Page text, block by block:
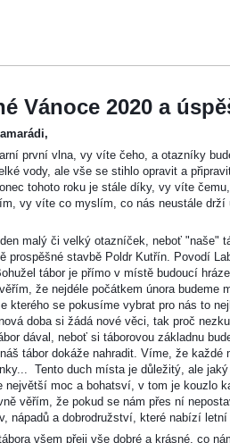
Vánoce 2020 a
první vlna, vy víte čeho, a otazníky
vody, ale vše se stihlo opravit a
tohoto roku je stále díky, vy víte
vy víte co myslím, co nás neustále
malý či velký otazníček, neboť "naše"
prospěšné stavbě Poldr Kutřín. Povodí
tábor je přímo v místě budoucí
že nejdéle počátkem února
kterého se pokusíme vybrat pro nás to
doba si žádá nové věci, tak proč
dával, neboť si táborovou základnu
tábor dokáže nahradit. Víme, že
Tento duch místa je důležitý, ale
největší moc a bohatsví, v tom je kouzlo
věřím, že pokud se nám přes ní
nápadů a dobrodružství, které nabízí letní
všem přeji vše dobré a krásné, co